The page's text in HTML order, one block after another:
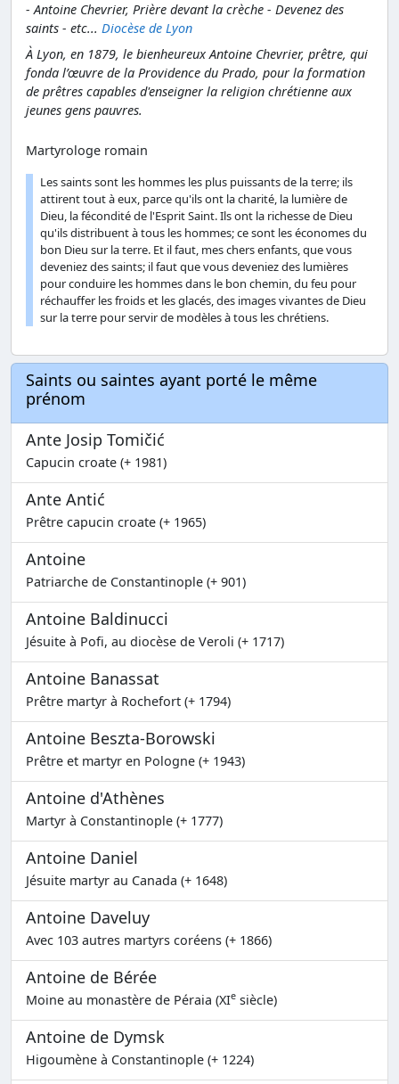
- Antoine Chevrier, Prière devant la crèche - Devenez des
saints - etc... Diocèse de Lyon
À Lyon, en 1879, le bienheureux Antoine Chevrier, prêtre, qui
fonda l’œuvre de la Providence du Prado, pour la formation
de prêtres capables d'enseigner la religion chrétienne aux
jeunes gens pauvres.
Martyrologe romain
Les saints sont les hommes les plus puissants de la terre; ils
attirent tout à eux, parce qu'ils ont la charité, la lumière de
Dieu, la fécondité de l'Esprit Saint. Ils ont la richesse de Dieu
qu'ils distribuent à tous les hommes; ce sont les économes du
bon Dieu sur la terre. Et il faut, mes chers enfants, que vous
deveniez des saints; il faut que vous deveniez des lumières
pour conduire les hommes dans le bon chemin, du feu pour
réchauffer les froids et les glacés, des images vivantes de Dieu
sur la terre pour servir de modèles à tous les chrétiens.
Saints ou saintes ayant porté le même
prénom
Ante Josip Tomičić
Capucin croate (+ 1981)
Ante Antić
Prêtre capucin croate (+ 1965)
Antoine
Patriarche de Constantinople (+ 901)
Antoine Baldinucci
Jésuite à Pofi, au diocèse de Veroli (+ 1717)
Antoine Banassat
Prêtre martyr à Rochefort (+ 1794)
Antoine Beszta-Borowski
Prêtre et martyr en Pologne (+ 1943)
Antoine d'Athènes
Martyr à Constantinople (+ 1777)
Antoine Daniel
Jésuite martyr au Canada (+ 1648)
Antoine Daveluy
Avec 103 autres martyrs coréens (+ 1866)
Antoine de Bérée
Moine au monastère de Péraia (XIe siècle)
Antoine de Dymsk
Higoumène à Constantinople (+ 1224)